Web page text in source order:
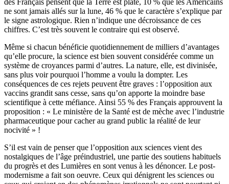
des Français pensent que la Terre est plate, 10 % que les Américains
ne sont jamais allés sur la lune, 46 % que le caractère s’explique par
le signe astrologique. Rien n’indique une décroissance de ces
chiffres. C’est très souvent le contraire qui est observé.
Même si chacun bénéficie quotidiennement de milliers d’avantages
qu’elle procure, la science est bien souvent considérée comme un
système de croyances parmi d’autres. La nature, elle, est divinisée,
sans plus voir pourquoi l’homme a voulu la dompter. Les
conséquences de ces rejets peuvent être graves : l’opposition aux
vaccins grandit sans cesse, sans qu’on apporte la moindre base
scientifique à cette méfiance. Ainsi 55 % des Français approuvent la
proposition : « Le ministère de la Santé est de mèche avec l’industrie
pharmaceutique pour cacher au grand public la réalité de leur
nocivité » !
S’il est vain de penser que l’opposition aux sciences vient des
nostalgiques de l’âge préindustriel, une partie des soutiens habituels
du progrès et des Lumières en sont venus à les dénoncer. Le post-
modernisme a fait son oeuvre. Ceux qui dénigrent les sciences ou